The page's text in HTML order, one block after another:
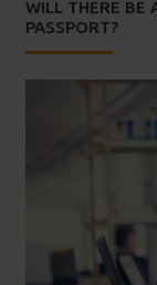
WILL THERE BE
PASSPORT?